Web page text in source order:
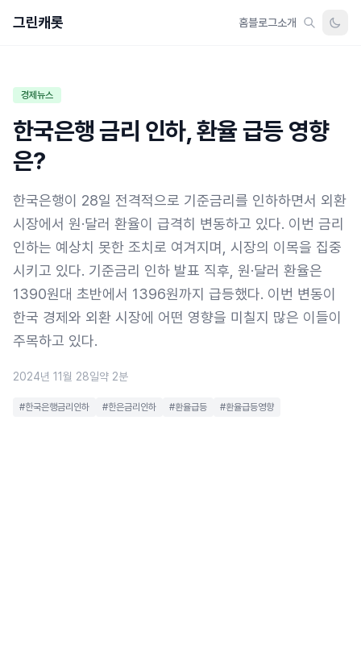
그린캐롯 홈블로그소개
경제뉴스
한국은행 금리 인하, 환율 급등 영향
은?
한국은행이 28일 전격적으로 기준금리를 인하하면서 외환
시장에서 원·달러 환율이 급격히 변동하고 있다. 이번 금리
인하는 예상치 못한 조치로 여겨지며, 시장의 이목을 집중
시키고 있다. 기준금리 인하 발표 직후, 원·달러 환율은
1390원대 초반에서 1396원까지 급등했다. 이번 변동이
한국 경제와 외환 시장에 어떤 영향을 미칠지 많은 이들이
주목하고 있다.
2024년 11월 28일약 2분
#한국은행금리인하 #한은금리인하 #환율급등 #환율급등영향